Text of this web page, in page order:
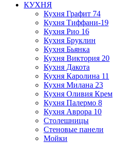
КУХНЯ
Кухня Графит 74
Кухня Тиффани-19
Кухня Рио 16
Кухня Бруклин
Кухня Бьянка
Кухня Виктория 20
Кухня Дакота
Кухня Каролина 11
Кухня Милана 23
Кухня Оливия Крем
Кухня Палермо 8
Кухня Аврора 10
Столешницы
Стеновые панели
Мойки